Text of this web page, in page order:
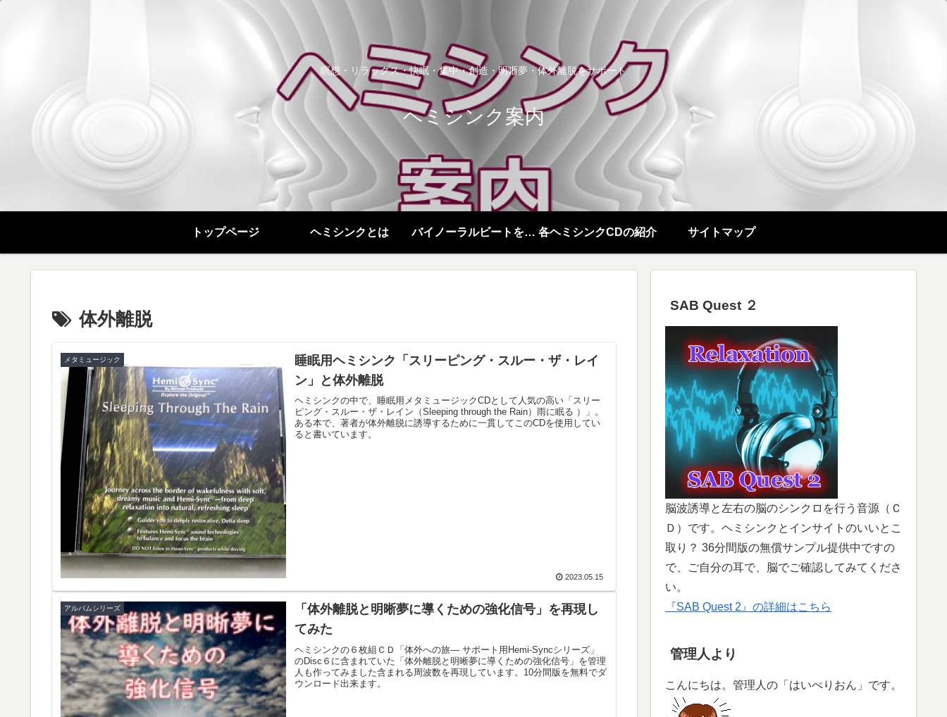
瞑想・リラックス・快眠・集中・創造・明晰夢・体外離脱をサポート
ヘミシンク案内
トップページ ヘミシンクとは バイノーラルビートを聞く 各ヘミシンクCDの紹介 サイトマップ
体外離脱
メタミュージック
睡眠用ヘミシンク「スリーピング・スルー・ザ・レイ
ン」と体外離脱
ヘミシンクの中で、睡眠用メタミュージックCDとして人気の高い「スリー
ピング・スルー・ザ・レイン（Sleeping through the Rain）雨に眠る ）」。
ある本で、著者が体外離脱に誘導するために一貫してこのCDを使用してい
ると書いています。
2023.05.15
アルバムシリーズ
「体外離脱と明晰夢に導くための強化信号」を再現し
てみた
ヘミシンクの６枚組ＣＤ「体外への旅― サポート用Hemi-Syncシリーズ」
のDisc６に含まれていた「体外離脱と明晰夢に導くための強化信号」を管理
人も作ってみました含まれる周波数を再現しています。10分間版を無料でダ
ウンロード出来ます。
SAB Quest ２
脳波誘導と左右の脳のシンクロを行う音源（Ｃ
Ｄ）です。ヘミシンクとインサイトのいいとこ
取り？ 36分間版の無償サンプル提供中ですの
で、ご自分の耳で、脳でご確認してみてくださ
い。
『SAB Quest 2』の詳細はこちら
管理人より
こんにちは。管理人の「はいぺりおん」です。